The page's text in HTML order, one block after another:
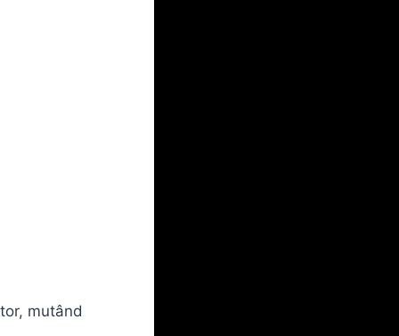
mutând